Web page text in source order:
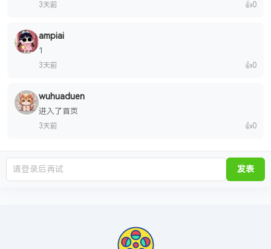
3天前 👍0
ampiai
1
3天前 👍0
wuhuaduen
进入了首页
3天前 👍0
发表